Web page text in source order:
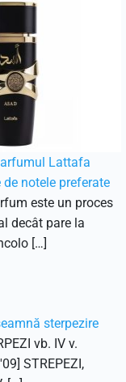
Lattafa
notele preferate
este un proces
decât pare la
[…]
sterpezire
vb. IV v.
STREPEZI,